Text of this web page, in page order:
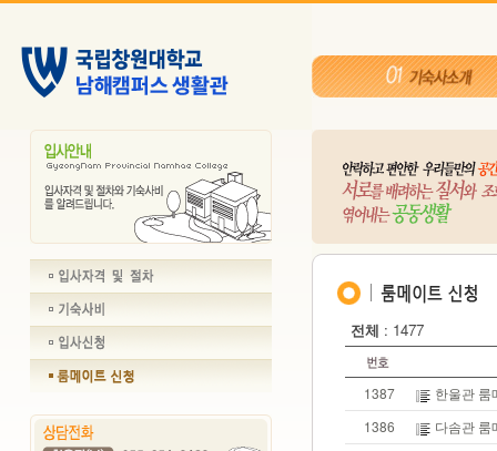
전체 : 1477
1387
한울관 룸
1386
다솜관 룸